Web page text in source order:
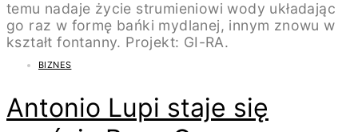
BIZNES
Antonio Lupi staje się